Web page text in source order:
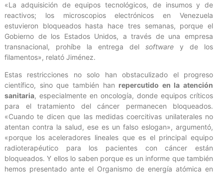
«La adquisición de equipos tecnológicos, de insumos y de
reactivos; los microscopios electrónicos en Venezuela
estuvieron bloqueados hasta hace tres semanas, porque el
Gobierno de los Estados Unidos, a través de una empresa
transnacional, prohíbe la entrega del software y de los
filamentos», relató Jiménez.
Estas restricciones no solo han obstaculizado el progreso
científico, sino que también han repercutido en la atención
sanitaria, especialmente en oncología, donde equipos críticos
para el tratamiento del cáncer permanecen bloqueados.
«Cuando te dicen que las medidas coercitivas unilaterales no
atentan contra la salud, ese es un falso eslogan», argumentó,
«porque los aceleradores lineales que es el principal equipo
radioterapéutico para los pacientes con cáncer están
bloqueados. Y ellos lo saben porque es un informe que también
hemos presentado ante el Organismo de energía atómica en